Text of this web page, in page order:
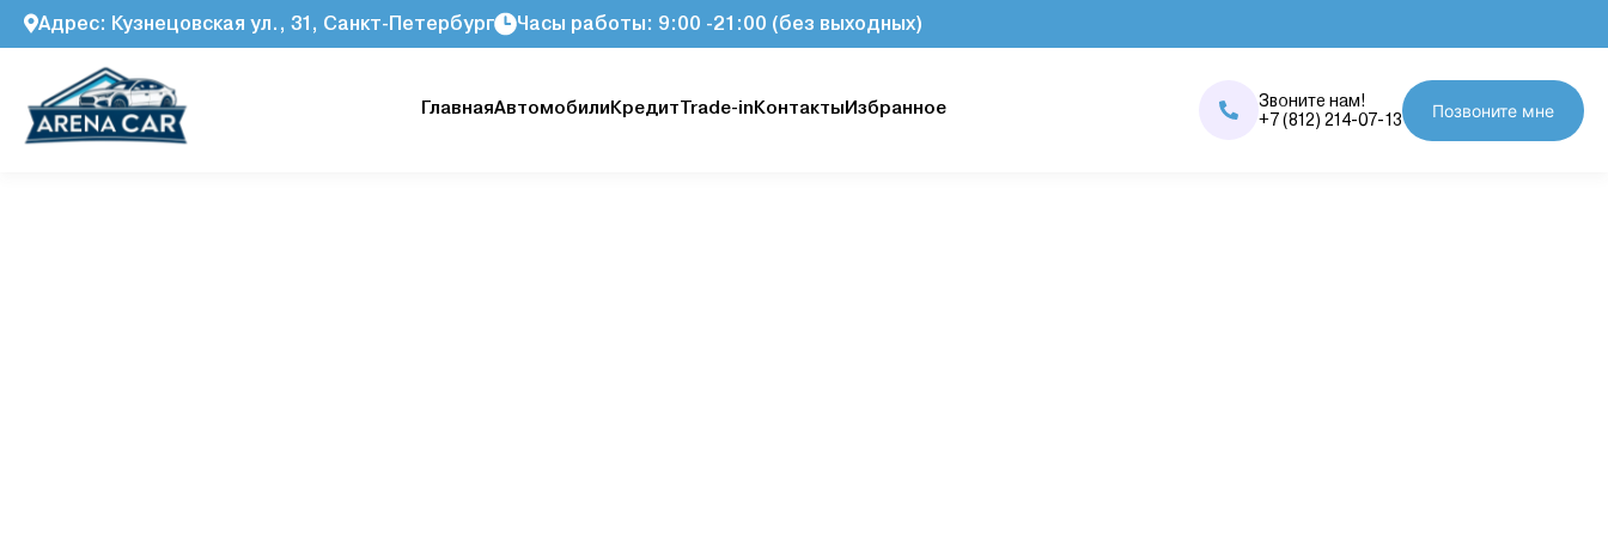
Адрес: Кузнецовская ул., 31, Санкт-Петербург Часы работы: 9:00 -21:00 (без выходных)
ГлавнаяАвтомобилиКредитTrade-inКонтактыИзбранное
Звоните нам!
+7 (812) 214-07-13
Позвоните мне